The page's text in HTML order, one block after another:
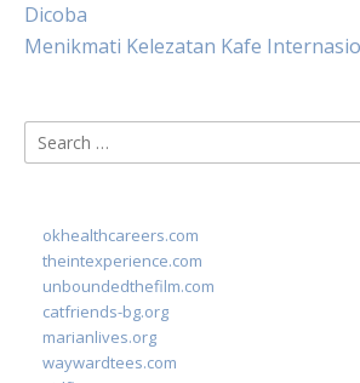
Dicoba
Menikmati Kelezatan Kafe
Search
for:
okhealthcareers.com
theintexperience.com
unboundedthefilm.com
catfriends-bg.org
marianlives.org
waywardtees.com